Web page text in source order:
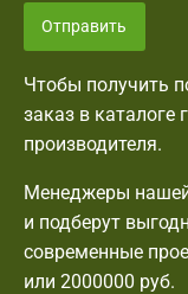
Отправить
Чтобы получить
заказ в каталоге
производителя.
Менеджеры
и подберут
современные
или 2000000 руб.